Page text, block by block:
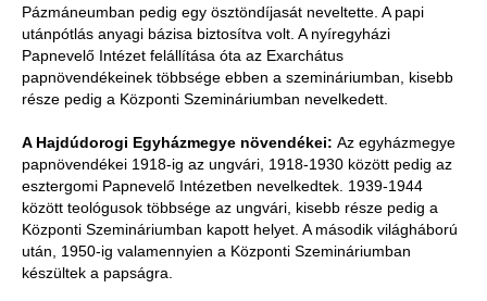
Pázmáneumban pedig egy ösztöndíjasát neveltette. A papi
utánpótlás anyagi bázisa biztosítva volt. A nyíregyházi
Papnevelő Intézet felállítása óta az Exarchátus
papnövendékeinek többsége ebben a szemináriumban, kisebb
része pedig a Központi Szemináriumban nevelkedett.
A Hajdúdorogi Egyházmegye növendékei: Az egyházmegye
papnövendékei 1918-ig az ungvári, 1918-1930 között pedig az
esztergomi Papnevelő Intézetben nevelkedtek. 1939-1944
között teológusok többsége az ungvári, kisebb része pedig a
Központi Szemináriumban kapott helyet. A második világháború
után, 1950-ig valamennyien a Központi Szemináriumban
készültek a papságra.